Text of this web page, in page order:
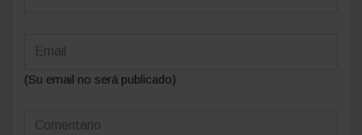
(Su email no será publicado)